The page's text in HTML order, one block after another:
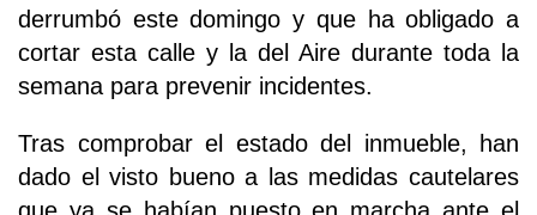
derrumbó este domingo y que ha obligado a
cortar esta calle y la del Aire durante toda la
semana para prevenir incidentes.
Tras comprobar el estado del inmueble, han
dado el visto bueno a las medidas cautelares